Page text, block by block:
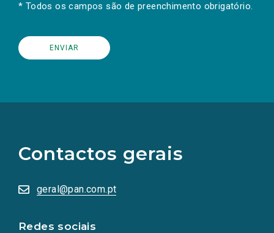
* Todos os campos são de preenchimento obrigatório.
Contactos gerais
geral@pan.com.pt
Redes sociais
redes
sociais
numa
nova